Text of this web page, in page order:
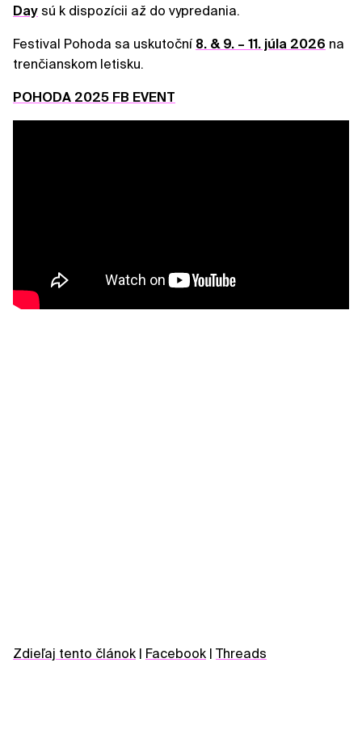
Day sú k dispozícii až do vypredania.
Festival Pohoda sa uskutoční 8. & 9. – 11. júla 2026 na
trenčianskom letisku.
POHODA 2025 FB EVENT
Zdieľaj tento článok Facebook Threads